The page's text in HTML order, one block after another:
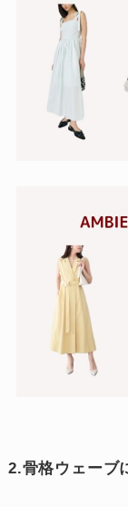
2.骨格ウェーブ